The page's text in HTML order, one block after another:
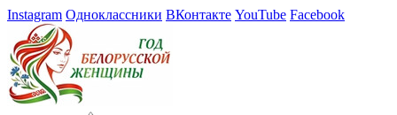
Instagram Одноклассники ВКонтакте YouTube Facebook